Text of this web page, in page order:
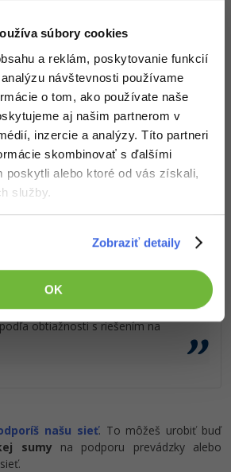
súbory cookies
a reklám, poskytovanie funkcií
návštevnosti používame
o tom, ako používate naše
aj našim partnerom v
inzercie a analýzy. Títo partneri
skombinovať s ďalšími
poskytli alebo ktoré od vás získali,
služby.
Zobraziť detaily
OK
-25%
Effects
-80%
lekciách dostaneš?
lekciám podľa spôsobu
v oblasti IT.
ti pomôžu získať vysnívanú a
prácu
nasledujúci obsah:
v Exceli na tému práce s
naraz a ich viditeľnosť. Úlohy
obtiažnosti s riešením na
našu sieť. To môžeš urobiť buď
sumy na podporu prevádzky alebo